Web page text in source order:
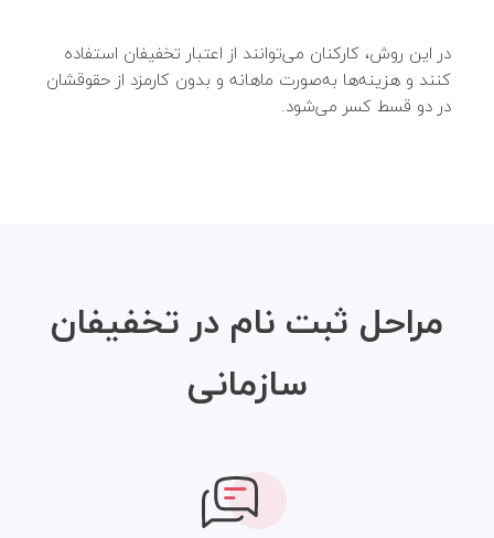
در این روش، کارکنان می‌توانند از اعتبار تخفیفان استفاده
کنند و هزینه‌ها به‌صورت ماهانه و بدون کارمزد از حقوقشان
در دو قسط کسر می‌شود.
مراحل ثبت نام در تخفیفان
سازمانی